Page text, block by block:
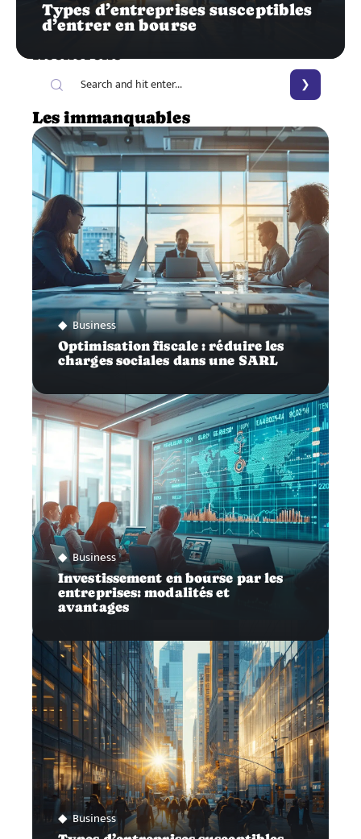
Types d’entreprises susceptibles
d’entrer en bourse
Recherche
Les immanquables
Business
Optimisation fiscale : réduire les
charges sociales dans une SARL
Business
Investissement en bourse par les
entreprises: modalités et
avantages
Business